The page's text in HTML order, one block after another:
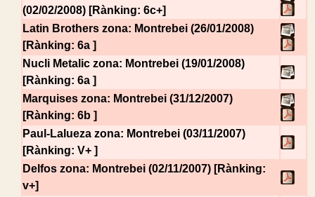
(02/02/2008) [Rànking: 6c+]
Latin Brothers zona: Montrebei (26/01/2008)
[Rànking: 6a ]
Nucli Metalic zona: Montrebei (19/01/2008)
[Rànking: 6a ]
Marquises zona: Montrebei (31/12/2007)
[Rànking: 6b ]
Paul-Lalueza zona: Montrebei (03/11/2007)
[Rànking: V+ ]
Delfos zona: Montrebei (02/11/2007) [Rànking:
v+]